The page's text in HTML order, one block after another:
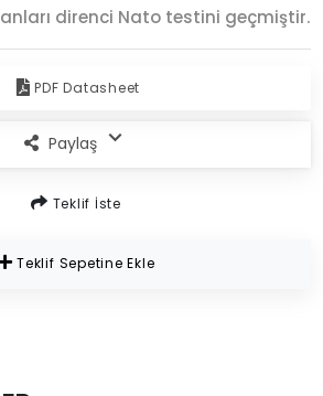
direnci Nato testini geçmiştir.
PDF Datasheet
Paylaş
Teklif İste
Teklif Sepetine Ekle